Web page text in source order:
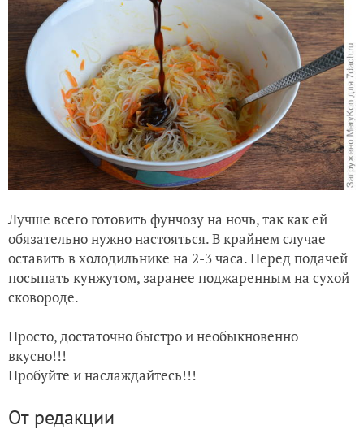
Лучше всего готовить фунчозу на ночь, так как ей
обязательно нужно настояться. В крайнем случае
оставить в холодильнике на 2-3 часа. Перед подачей
посыпать кунжутом, заранее поджаренным на сухой
сковороде.
Просто, достаточно быстро и необыкновенно
вкусно!!!
Пробуйте и наслаждайтесь!!!
От редакции